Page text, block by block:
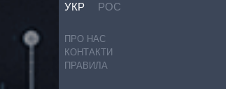
УКР РОС
ПРО НАС
КОНТАКТИ
ПРАВИЛА